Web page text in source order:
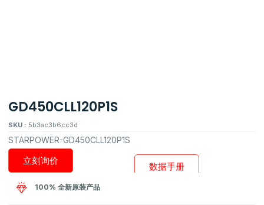
GD450CLL120P1S
SKU : 5b3ac3b6cc3d
STARPOWER-GD450CLL120P1S
数据手册
立刻询价
100% 全新原装产品